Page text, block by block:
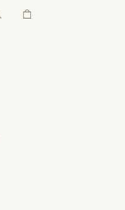
Warenkorb enthält 0